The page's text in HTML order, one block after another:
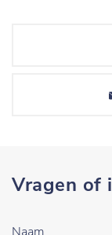
Vragen of